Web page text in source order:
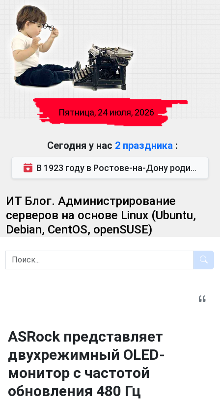
Пятница, 24 июля, 2026
Сегодня у нас 2 праздника :
В 1923 году в Ростове-на-Дону родился Виктор Михайлович Глушков. Под руководством Виктора Михайло...
ИТ Блог. Администрирование
серверов на основе Linux (Ubuntu,
Debian, CentOS, openSUSE)
ASRock представляет
двухрежимный OLED-
монитор с частотой
обновления 480 Гц